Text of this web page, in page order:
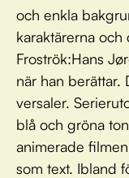
och enkla
karaktärerna
Froströk:Hans
när han berättar.
versaler.
blå och gröna
animerade
som text. Ibland